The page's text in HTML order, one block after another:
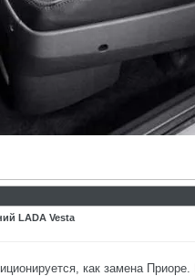
LADA Vesta
как замена